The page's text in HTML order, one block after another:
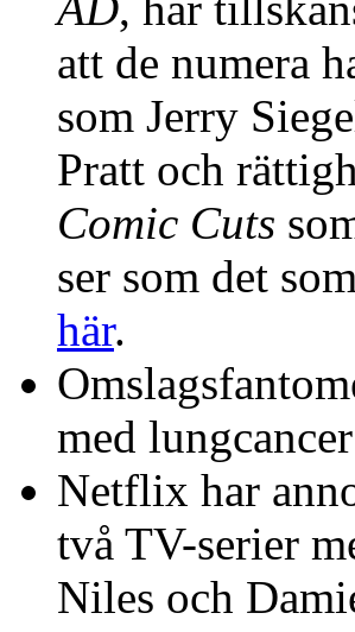
att de numera
som Jerry
Pratt och
Comic Cuts
ser som det
här.
med
Netflix har
två TV-serier
Niles och